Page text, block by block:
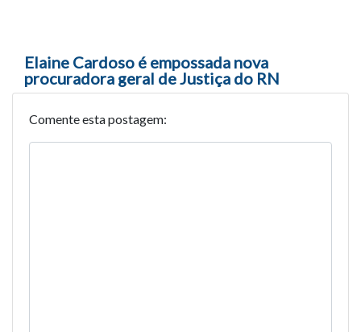
Elaine Cardoso é empossada nova
procuradora geral de Justiça do RN
Comente esta postagem: